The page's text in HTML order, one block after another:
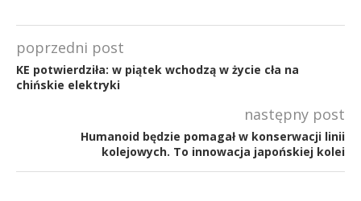
poprzedni post
KE potwierdziła: w piątek wchodzą w życie cła na
chińskie elektryki
następny post
Humanoid będzie pomagał w konserwacji linii
kolejowych. To innowacja japońskiej kolei